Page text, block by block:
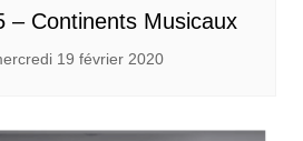
– Continents Musicaux
19 février 2020